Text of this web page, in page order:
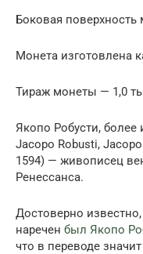
Боковая
Монета изготовлена
Тираж монеты — 1,0
Якопо Робусти, более
Jacopo Robusti,
1594) — живописец
Ренессанса.
Достоверно
наречен был Якопо
что в переводе